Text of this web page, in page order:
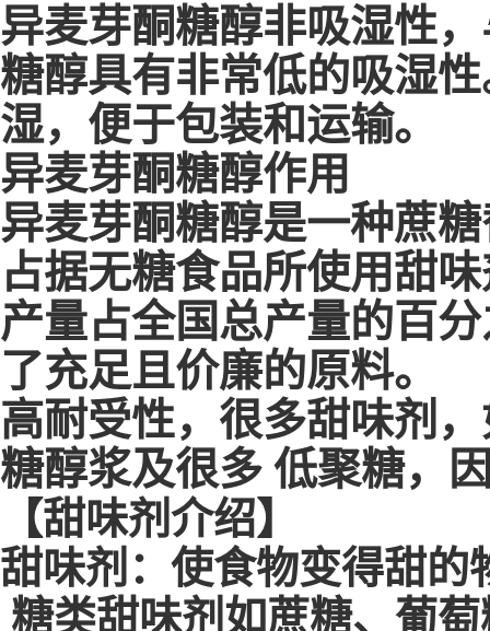
异麦芽酮糖醇非吸湿性
糖醇具有非常低的吸湿
湿，便于包装和运输。
异麦芽酮糖醇作用
异麦芽酮糖醇是一种蔗
占据无糖食品所使用甜
产量占全国总产量的百
了充足且价廉的原料。
高耐受性，很多甜味剂
糖醇浆及很多 低聚糖，
【甜味剂介绍】
甜味剂：使食物变得甜的
糖类甜味剂如蔗糖、葡